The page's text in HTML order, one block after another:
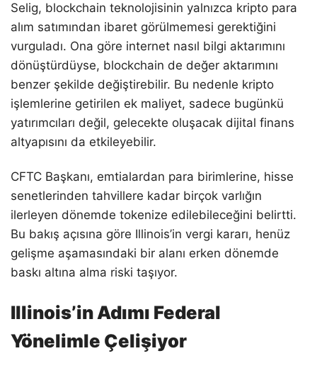
Selig, blockchain teknolojisinin yalnızca kripto para
alım satımından ibaret görülmemesi gerektiğini
vurguladı. Ona göre internet nasıl bilgi aktarımını
dönüştürdüyse, blockchain de değer aktarımını
benzer şekilde değiştirebilir. Bu nedenle kripto
işlemlerine getirilen ek maliyet, sadece bugünkü
yatırımcıları değil, gelecekte oluşacak dijital finans
altyapısını da etkileyebilir.
CFTC Başkanı, emtialardan para birimlerine, hisse
senetlerinden tahvillere kadar birçok varlığın
ilerleyen dönemde tokenize edilebileceğini belirtti.
Bu bakış açısına göre Illinois’in vergi kararı, henüz
gelişme aşamasındaki bir alanı erken dönemde
baskı altına alma riski taşıyor.
Illinois’in Adımı Federal
Yönelimle Çelişiyor